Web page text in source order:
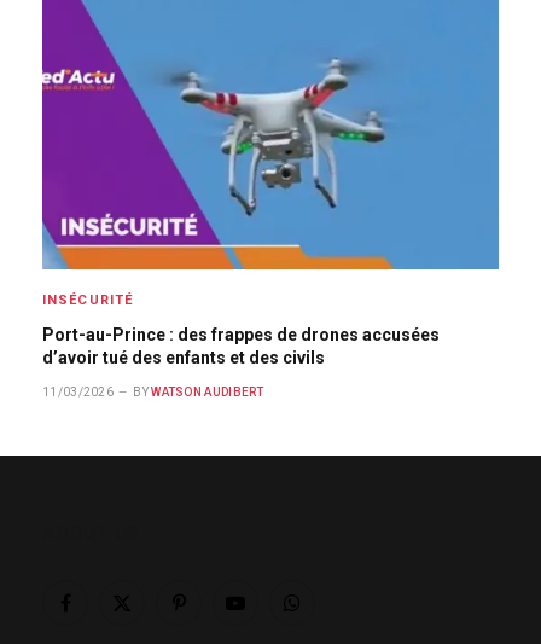
INSÉCURITÉ
Port-au-Prince : des frappes de drones accusées
d’avoir tué des enfants et des civils
11/03/2026 BY WATSON AUDIBERT